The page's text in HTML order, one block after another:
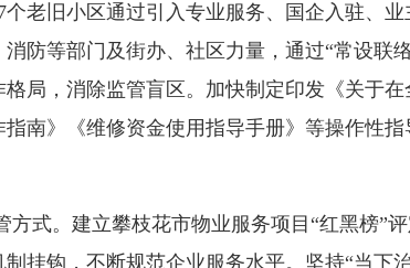
个老旧小区通过引入专业服务、国企入驻、
防等部门及街办、社区力量，通过“常设
局，消除监管盲区。加快制定印发《关于
南》《维修资金使用指导手册》等操作性
。建立攀枝花市物业服务项目“红黑榜”评
挂钩，不断规范企业服务水平。坚持“当下